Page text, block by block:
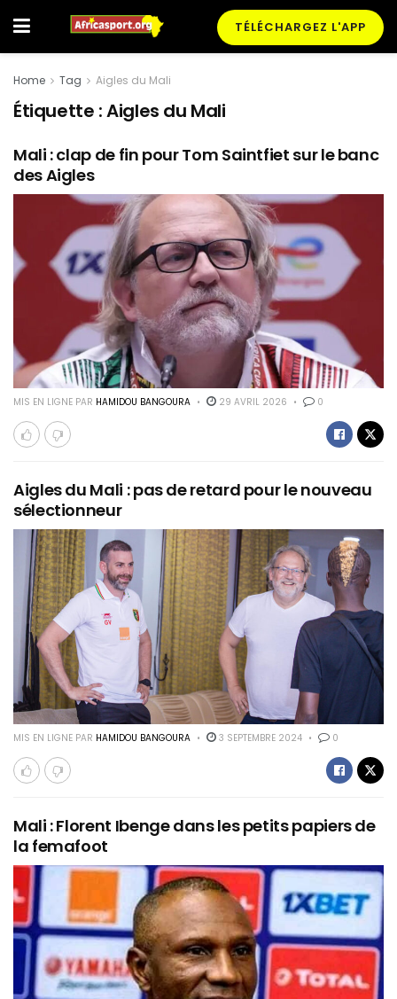
TÉLÉCHARGEZ L'APP
Home Tag Aigles du Mali
Étiquette :Aigles du Mali
Mali : clap de fin pour Tom Saintfiet sur le banc
des Aigles
MIS EN LIGNE PAR HAMIDOU BANGOURA 29 AVRIL 2026 0
Aigles du Mali : pas de retard pour le nouveau
sélectionneur
MIS EN LIGNE PAR HAMIDOU BANGOURA 3 SEPTEMBRE 2024 0
Mali : Florent Ibenge dans les petits papiers de
la femafoot